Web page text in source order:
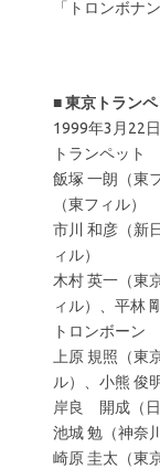
「トロンボナ
■東京トラン
1999年3月22
トランペット
飯塚 一朗（東
（東フィル）
市川 和彦（新
ィル）
木村 英一（東
ィル）、平林
トロンボーン
上原 規照（東
ル）、小熊 俊
岸良 開成（日
池城 勉（神奈
崎原 圭太（東